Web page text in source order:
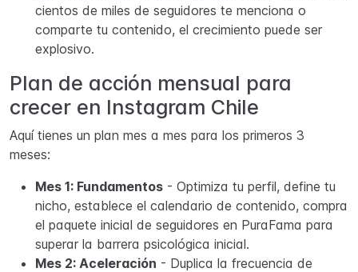
cientos de miles de seguidores te menciona o
comparte tu contenido, el crecimiento puede ser
explosivo.
Plan de acción mensual para
crecer en Instagram Chile
Aquí tienes un plan mes a mes para los primeros 3
meses:
Mes 1: Fundamentos - Optimiza tu perfil, define tu
nicho, establece el calendario de contenido, compra
el paquete inicial de seguidores en PuraFama para
superar la barrera psicológica inicial.
Mes 2: Aceleración - Duplica la frecuencia de